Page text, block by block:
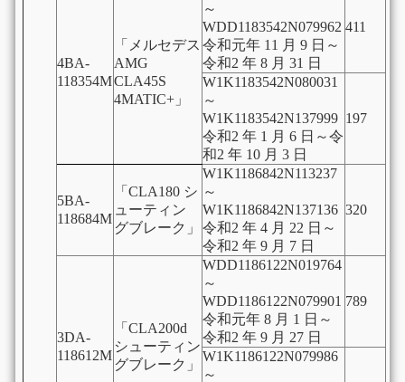
4BA-
118354M
「メルセデス
AMG
CLA45S
4MATIC+」
～
WDD1183542N079962
令和元年 11 月 9 日～
令和2 年 8 月 31 日
411
W1K1183542N080031
～
W1K1183542N137999
令和2 年 1 月 6 日～令
和2 年 10 月 3 日
197
5BA-
118684M
「CLA180 シ
ューティン
グブレーク」
W1K1186842N113237
～
W1K1186842N137136
令和2 年 4 月 22 日～
令和2 年 9 月 7 日
320
3DA-
118612M
「CLA200d
シューティン
グブレーク」
WDD1186122N019764
～
WDD1186122N079901
令和元年 8 月 1 日～
令和2 年 9 月 27 日
789
W1K1186122N079986
～